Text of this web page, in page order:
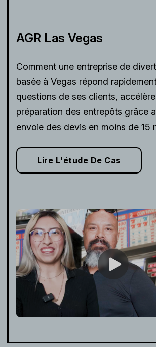
AGR Las Vegas
Comment une entreprise de
basée à Vegas répond
questions de ses clients,
préparation des entrepôts grâce
envoie des devis en moins de 15
Lire L'étude De Cas